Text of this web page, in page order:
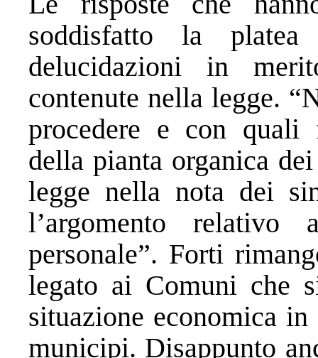
soddisfatto la
delucidazioni in
contenute nella legge.
procedere e con quali
della pianta organica
legge nella nota dei
l’argomento
personale”. Forti
legato ai Comuni che
situazione economica
municipi. Disappunto